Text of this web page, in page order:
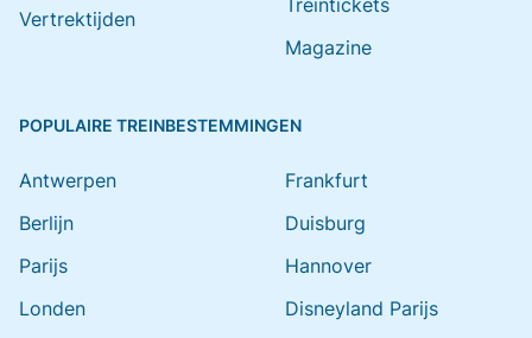
Vertrektijden
Treintickets
Magazine
POPULAIRE TREINBESTEMMINGEN
Antwerpen
Berlijn
Parijs
Londen
Frankfurt
Duisburg
Hannover
Disneyland Parijs